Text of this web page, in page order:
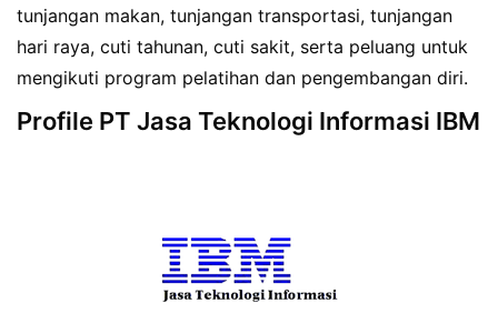
tunjangan makan, tunjangan transportasi, tunjangan
hari raya, cuti tahunan, cuti sakit, serta peluang untuk
mengikuti program pelatihan dan pengembangan diri.
Profile PT Jasa Teknologi Informasi IBM